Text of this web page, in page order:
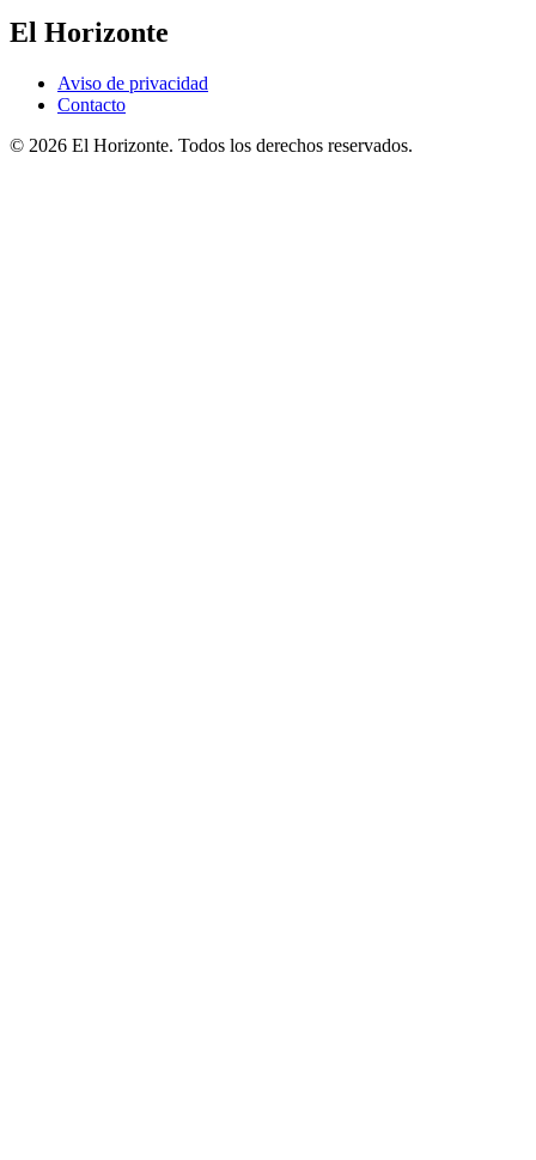
El Horizonte
Aviso de privacidad
Contacto
© 2026 El Horizonte. Todos los derechos reservados.